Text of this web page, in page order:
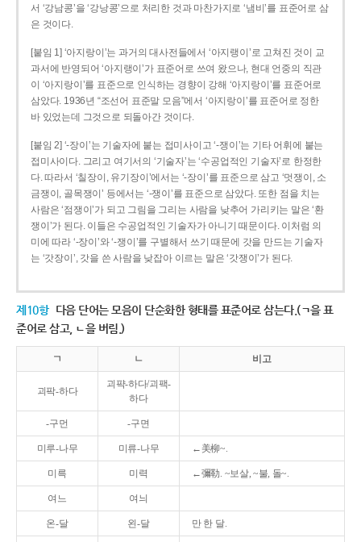
서 ‘강남콩’을 ‘강낭콩’으로 처리한 것과 마찬가지로 ‘냄비’를 표준어로 삼
은 것이다.
[붙임 1] ‘아지랑이’는 과거의 대사전들에서 ‘아지랭이’로 고쳐진 것이 교
과서에 반영되어 ‘아지랭이’가 표준어로 쓰여 왔으나, 현대 언중의 직관
이 ‘아지랑이’를 표준으로 인식하는 경향이 강해 ‘아지랑이’를 표준어로
삼았다. 1936년 “조선어 표준말 모음”에서 ‘아지랑이’를 표준어로 정한
바 있었는데 그것으로 되돌아간 것이다.
[붙임 2] ‘-장이’는 기술자에 붙는 접미사이고 ‘-쟁이’는 기타 어휘에 붙는
접미사이다. 그리고 여기서의 ‘기술자’는 ‘수공업적인 기술자’로 한정한
다. 따라서 ‘칠장이, 유기장이’에서는 ‘-장이’를 표준으로 삼고 ‘멋쟁이, 소
금쟁이, 골목쟁이’ 등에서는 ‘-쟁이’를 표준으로 삼았다. 또한 점을 치는
사람은 ‘점쟁이’가 되고 그림을 그리는 사람을 낮추어 가리키는 말은 ‘환
쟁이’가 된다. 이들은 수공업적인 기술자가 아니기 때문이다. 이처럼 의
미에 따라 ‘-장이’와 ‘-쟁이’를 구별해서 쓰기 때문에 갓을 만드는 기술자
는 ‘갓장이’, 갓을 쓴 사람을 낮잡아 이르는 말은 ‘갓쟁이’가 된다.
제10항 다음 단어는 모음이 단순화한 형태를 표준어로 삼는다.(ㄱ을 표
준어로 삼고, ㄴ을 버림.)
ㄱ ㄴ 비고
괴팍-하다
괴퍅-하다/괴팩-
하다
-구먼 -구면
미루-나무 미류-나무 ←美柳~.
미륵 미력 ←彌勒. ~보살, ~불, 돌~.
여느 여늬
온-달 왼-달 만 한 달.